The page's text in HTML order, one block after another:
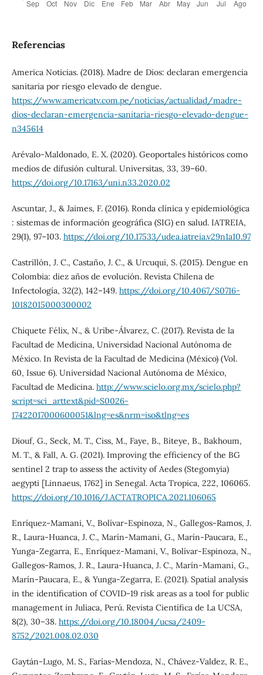
Referencias
America Noticias. (2018). Madre de Dios: declaran emergencia
sanitaria por riesgo elevado de dengue.
https://www.americatv.com.pe/noticias/actualidad/madre-
dios-declaran-emergencia-sanitaria-riesgo-elevado-dengue-
n345614
Arévalo-Maldonado, E. X. (2020). Geoportales históricos como
medios de difusión cultural. Universitas, 33, 39–60.
https://doi.org/10.17163/uni.n33.2020.02
Ascuntar, J., & Jaimes, F. (2016). Ronda clínica y epidemiológica
: sistemas de información geográfica (SIG) en salud. IATREIA,
29(1), 97–103. https://doi.org/10.17533/udea.iatreia.v29n1a10.97
Castrillón, J. C., Castaño, J. C., & Urcuqui, S. (2015). Dengue en
Colombia: diez años de evolución. Revista Chilena de
Infectología, 32(2), 142–149. https://doi.org/10.4067/S0716-
10182015000300002
Chiquete Félix, N., & Uribe-Álvarez, C. (2017). Revista de la
Facultad de Medicina, Universidad Nacional Autónoma de
México. In Revista de la Facultad de Medicina (México) (Vol.
60, Issue 6). Universidad Nacional Autónoma de México,
Facultad de Medicina. http://www.scielo.org.mx/scielo.php?
script=sci_arttext&pid=S0026-
17422017000600051&lng=es&nrm=iso&tlng=es
Diouf, G., Seck, M. T., Ciss, M., Faye, B., Biteye, B., Bakhoum,
M. T., & Fall, A. G. (2021). Improving the efficiency of the BG
sentinel 2 trap to assess the activity of Aedes (Stegomyia)
aegypti [Linnaeus, 1762] in Senegal. Acta Tropica, 222, 106065.
https://doi.org/10.1016/J.ACTATROPICA.2021.106065
Enríquez-Mamani, V., Bolívar-Espinoza, N., Gallegos-Ramos, J.
R., Laura-Huanca, J. C., Marín-Mamani, G., Marín-Paucara, E.,
Yunga-Zegarra, E., Enríquez-Mamani, V., Bolívar-Espinoza, N.,
Gallegos-Ramos, J. R., Laura-Huanca, J. C., Marín-Mamani, G.,
Marín-Paucara, E., & Yunga-Zegarra, E. (2021). Spatial analysis
in the identification of COVID-19 risk areas as a tool for public
management in Juliaca, Perú. Revista Científica de La UCSA,
8(2), 30–38. https://doi.org/10.18004/ucsa/2409-
8752/2021.008.02.030
Gaytán-Lugo, M. S., Farías-Mendoza, N., Chávez-Valdez, R. E.,